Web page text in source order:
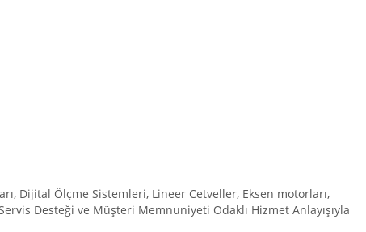
Dijital Ölçme Sistemleri, Lineer Cetveller, Eksen motorları,
Desteği ve Müşteri Memnuniyeti Odaklı Hizmet Anlayışıyla